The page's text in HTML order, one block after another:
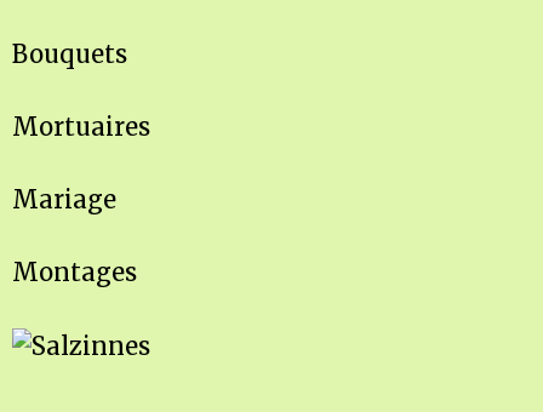
Bouquets
Mortuaires
Mariage
Montages